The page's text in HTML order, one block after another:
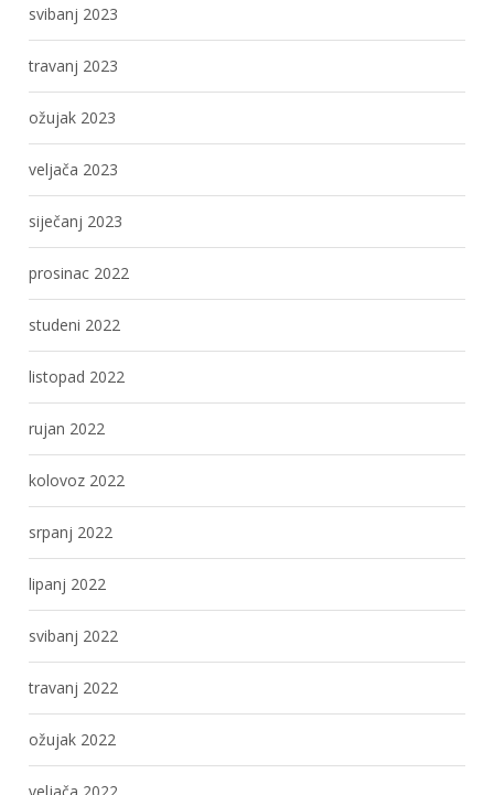
svibanj 2023
travanj 2023
ožujak 2023
veljača 2023
siječanj 2023
prosinac 2022
studeni 2022
listopad 2022
rujan 2022
kolovoz 2022
srpanj 2022
lipanj 2022
svibanj 2022
travanj 2022
ožujak 2022
veljača 2022